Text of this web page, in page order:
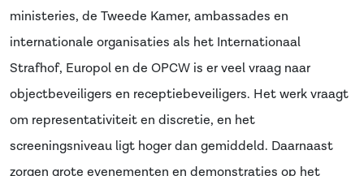
ministeries, de Tweede Kamer, ambassades en
internationale organisaties als het Internationaal
Strafhof, Europol en de OPCW is er veel vraag naar
objectbeveiligers en receptiebeveiligers. Het werk vraagt
om representativiteit en discretie, en het
screeningsniveau ligt hoger dan gemiddeld. Daarnaast
zorgen grote evenementen en demonstraties op het